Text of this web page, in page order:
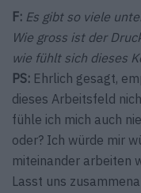
F: Es gibt so viele
Wie gross ist der
wie fühlt sich dieses
PS: Ehrlich gesagt,
dieses Arbeitsfeld
fühle ich mich auch
oder? Ich würde mir
miteinander arbeiten
Lasst uns